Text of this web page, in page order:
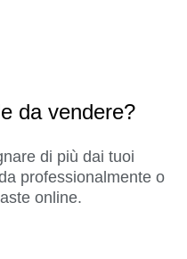
da vendere?
di più dai tuoi
professionalmente o
online.